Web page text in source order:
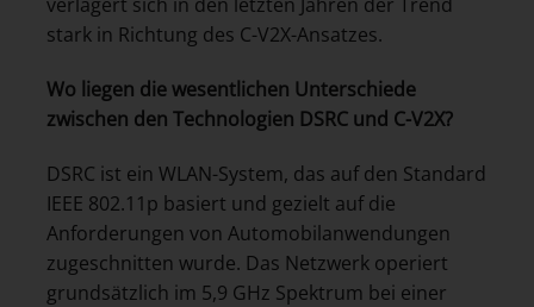
stark in Richtung des C-V2X-Ansatzes.
Wo liegen die wesentlichen Unterschiede
zwischen den Technologien DSRC und C-V2X?
DSRC ist ein WLAN-System, das auf den Standard
IEEE 802.11p basiert und gezielt auf die
Anforderungen von Automobilanwendungen
zugeschnitten wurde. Das Netzwerk operiert
grundsätzlich im 5,9 GHz Spektrum bei einer